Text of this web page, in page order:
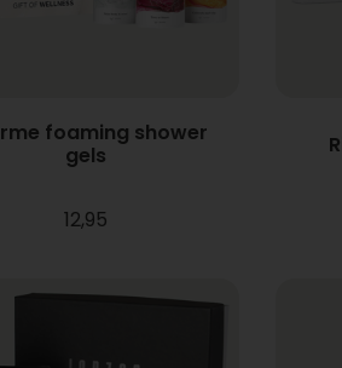
foaming shower
gels
12,95